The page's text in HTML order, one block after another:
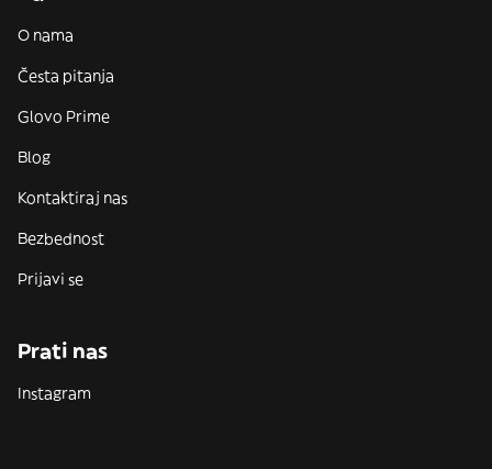
O nama
Česta pitanja
Glovo Prime
Blog
Kontaktiraj nas
Bezbednost
Prijavi se
Prati nas
Instagram